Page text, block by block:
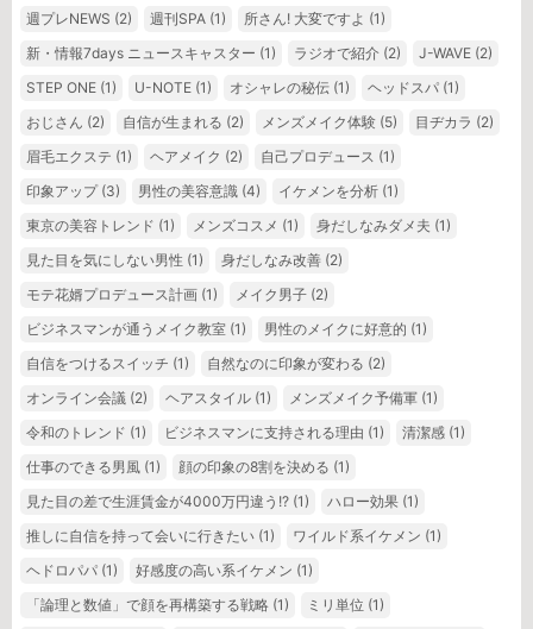
週プレNEWS (2) 週刊SPA (1) 所さん! 大変ですよ (1)
新・情報7days ニュースキャスター (1) ラジオで紹介 (2) J-WAVE (2)
STEP ONE (1) U-NOTE (1) オシャレの秘伝 (1) ヘッドスパ (1)
おじさん (2) 自信が生まれる (2) メンズメイク体験 (5) 目ヂカラ (2)
眉毛エクステ (1) ヘアメイク (2) 自己プロデュース (1)
印象アップ (3) 男性の美容意識 (4) イケメンを分析 (1)
東京の美容トレンド (1) メンズコスメ (1) 身だしなみダメ夫 (1)
見た目を気にしない男性 (1) 身だしなみ改善 (2)
モテ花婿プロデュース計画 (1) メイク男子 (2)
ビジネスマンが通うメイク教室 (1) 男性のメイクに好意的 (1)
自信をつけるスイッチ (1) 自然なのに印象が変わる (2)
オンライン会議 (2) ヘアスタイル (1) メンズメイク予備軍 (1)
令和のトレンド (1) ビジネスマンに支持される理由 (1) 清潔感 (1)
仕事のできる男風 (1) 顔の印象の8割を決める (1)
見た目の差で生涯賃金が4000万円違う!? (1) ハロー効果 (1)
推しに自信を持って会いに行きたい (1) ワイルド系イケメン (1)
ヘドロパパ (1) 好感度の高い系イケメン (1)
「論理と数値」で顔を再構築する戦略 (1) ミリ単位 (1)